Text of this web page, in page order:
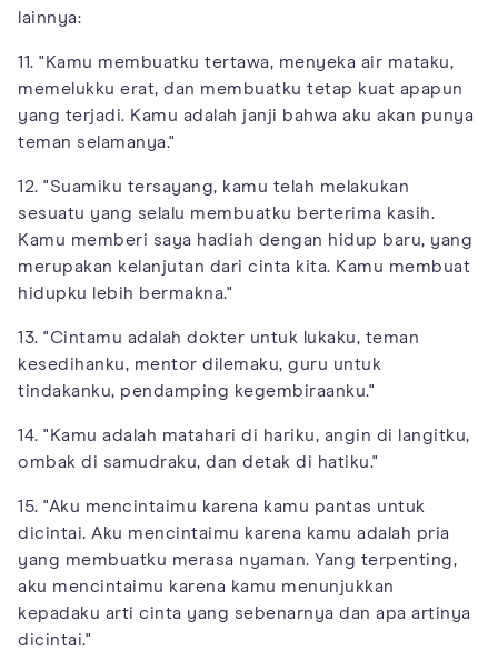
lainnya:
11. "Kamu membuatku tertawa, menyeka air mataku,
memelukku erat, dan membuatku tetap kuat apapun
yang terjadi. Kamu adalah janji bahwa aku akan punya
teman selamanya."
12. "Suamiku tersayang, kamu telah melakukan
sesuatu yang selalu membuatku berterima kasih.
Kamu memberi saya hadiah dengan hidup baru, yang
merupakan kelanjutan dari cinta kita. Kamu membuat
hidupku lebih bermakna."
13. "Cintamu adalah dokter untuk lukaku, teman
kesedihanku, mentor dilemaku, guru untuk
tindakanku, pendamping kegembiraanku."
14. "Kamu adalah matahari di hariku, angin di langitku,
ombak di samudraku, dan detak di hatiku."
15. "Aku mencintaimu karena kamu pantas untuk
dicintai. Aku mencintaimu karena kamu adalah pria
yang membuatku merasa nyaman. Yang terpenting,
aku mencintaimu karena kamu menunjukkan
kepadaku arti cinta yang sebenarnya dan apa artinya
dicintai."